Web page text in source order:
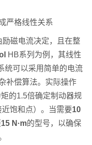
严格线性关系
磁电流决定，且在整
HB系列为例，其线性
统可以采用简单的电流
补偿算法。实际操作
的1.5倍确定制动器规
饱和点）。当需要10
15 N·m的型号，以确保